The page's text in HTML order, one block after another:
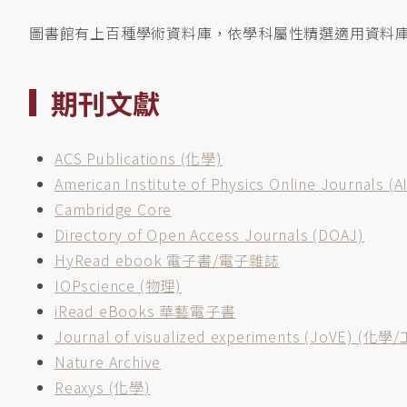
圖書館有上百種學術資料庫，依學科屬性精選適用資料
期刊文獻
ACS Publications (化學)
American Institute of Physics Online Journals
Cambridge Core
Directory of Open Access Journals (DOAJ)
HyRead ebook 電子書/電子雜誌
IOPscience (物理)
iRead eBooks 華藝電子書
Journal of visualized experiments (JoVE) (化學/
Nature Archive
Reaxys (化學)